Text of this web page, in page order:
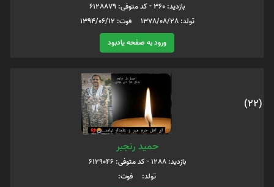
بازدید: 360 - کد متوفی: 6128879
تولد: 1378/08/28 فوت: 1394/06/12
ورود به صفحه یادبود
(22)
حمید رنجبر
بازدید: 1288 - کد متوفی: 6129046
تولد: فوت: